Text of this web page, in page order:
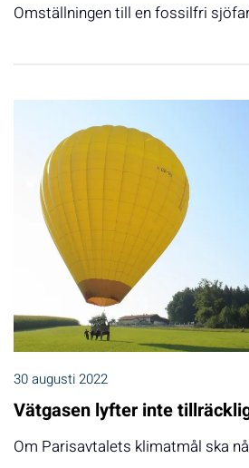
Omställningen till en fossilfri
30 augusti 2022
Vätgasen lyfter inte
Om Parisavtalets klimatmål ska